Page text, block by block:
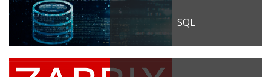
SQL